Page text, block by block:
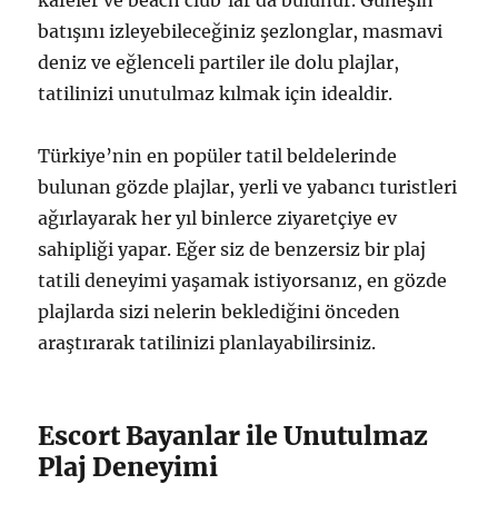
batışını izleyebileceğiniz şezlonglar, masmavi
deniz ve eğlenceli partiler ile dolu plajlar,
tatilinizi unutulmaz kılmak için idealdir.
Türkiye’nin en popüler tatil beldelerinde
bulunan gözde plajlar, yerli ve yabancı turistleri
ağırlayarak her yıl binlerce ziyaretçiye ev
sahipliği yapar. Eğer siz de benzersiz bir plaj
tatili deneyimi yaşamak istiyorsanız, en gözde
plajlarda sizi nelerin beklediğini önceden
araştırarak tatilinizi planlayabilirsiniz.
Escort Bayanlar ile Unutulmaz
Plaj Deneyimi